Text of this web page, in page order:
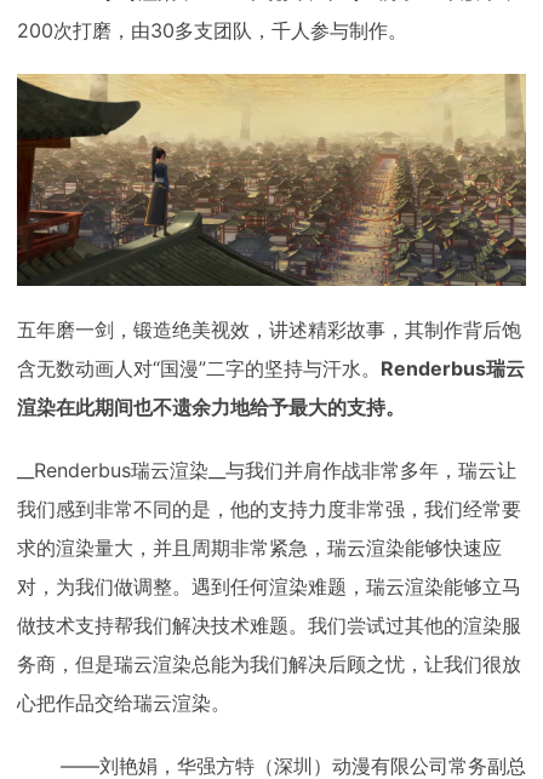
200次打磨，由30多支团队，千人参与制作。
五年磨一剑，锻造绝美视效，讲述精彩故事，其制作背后饱
含无数动画人对“国漫”二字的坚持与汗水。 Renderbus瑞云
渲染在此期间也不遗余力地给予最大的支持。
__Renderbus瑞云渲染__与我们并肩作战非常多年，瑞云让
我们感到非常不同的是，他的支持力度非常强，我们经常要
求的渲染量大，并且周期非常紧急，瑞云渲染能够快速应
对，为我们做调整。遇到任何渲染难题，瑞云渲染能够立马
做技术支持帮我们解决技术难题。我们尝试过其他的渲染服
务商，但是瑞云渲染总能为我们解决后顾之忧，让我们很放
心把作品交给瑞云渲染。
——刘艳娟，华强方特（深圳）动漫有限公司常务副总